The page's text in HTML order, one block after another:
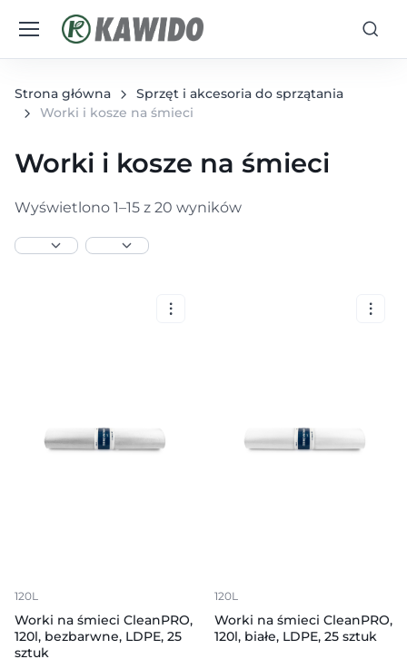
Strona główna
Sprzęt i akcesoria do sprzątania
Worki i kosze na śmieci
Worki i kosze na śmieci
Wyświetlono 1–15 z 20 wyników
120L
Worki na śmieci CleanPRO,
120l, bezbarwne, LDPE, 25
sztuk
120L
Worki na śmieci CleanPRO,
120l, białe, LDPE, 25 sztuk